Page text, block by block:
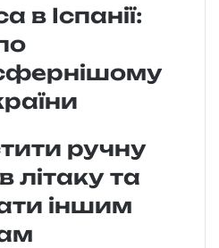
в Іспанії:
ручну
літаку та
іншим